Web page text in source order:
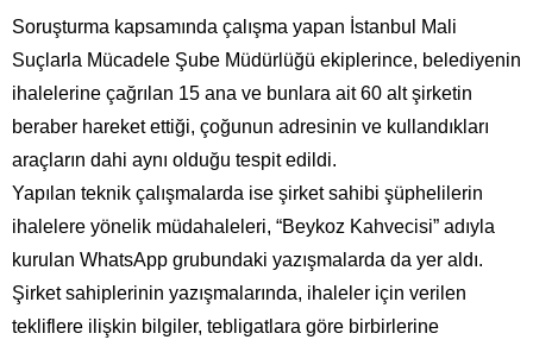
Soruşturma kapsamında çalışma yapan İstanbul Mali
Suçlarla Mücadele Şube Müdürlüğü ekiplerince, belediyenin
ihalelerine çağrılan 15 ana ve bunlara ait 60 alt şirketin
beraber hareket ettiği, çoğunun adresinin ve kullandıkları
araçların dahi aynı olduğu tespit edildi.
Yapılan teknik çalışmalarda ise şirket sahibi şüphelilerin
ihalelere yönelik müdahaleleri, “Beykoz Kahvecisi” adıyla
kurulan WhatsApp grubundaki yazışmalarda da yer aldı.
Şirket sahiplerinin yazışmalarında, ihaleler için verilen
tekliflere ilişkin bilgiler, tebligatlara göre birbirlerine